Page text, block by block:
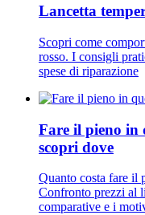
Lancetta
Scopri come
rosso. I consigli
spese di riparazione
Fare il pieno in
scopri dove
Quanto costa fare il
Confronto prezzi al
comparative e i